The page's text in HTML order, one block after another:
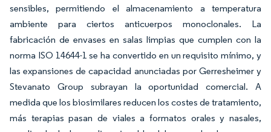
sensibles, permitiendo el almacenamiento a temperatura
ambiente para ciertos anticuerpos monoclonales. La
fabricación de envases en salas limpias que cumplen con la
norma ISO 14644-1 se ha convertido en un requisito mínimo, y
las expansiones de capacidad anunciadas por Gerresheimer y
Stevanato Group subrayan la oportunidad comercial. A
medida que los biosimilares reducen los costes de tratamiento,
más terapias pasan de viales a formatos orales y nasales,